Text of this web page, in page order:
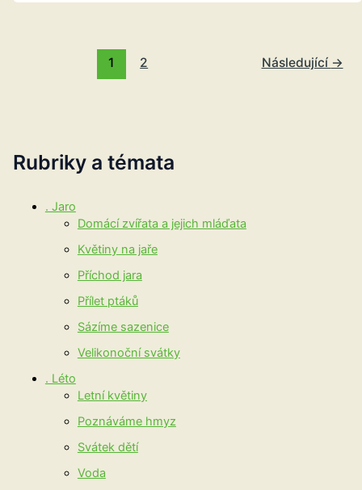
Rubriky a témata
. Jaro
Domácí zvířata a jejich mláďata
Květiny na jaře
Příchod jara
Přílet ptáků
Sázíme sazenice
Velikonoční svátky
. Léto
Letní květiny
Poznáváme hmyz
Svátek dětí
Voda
1 2 Následující →